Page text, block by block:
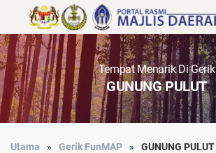
Tempat Menarik Di Gerik
GUNUNG PULUT
Utama Gerik FunMAP GUNUNG PULUT